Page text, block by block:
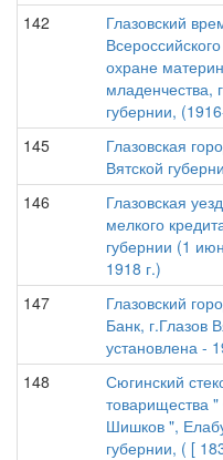
142
Глазовский
охране
младенчества,
губернии,
145
Глазовская
Вятской
146
Глазовская
мелкого
губернии (1
1918 г.)
147
Глазовский
Банк, г.Глазов
установлена -
148
Сюгинский
товарищества
Шишков ",
губернии, ( [